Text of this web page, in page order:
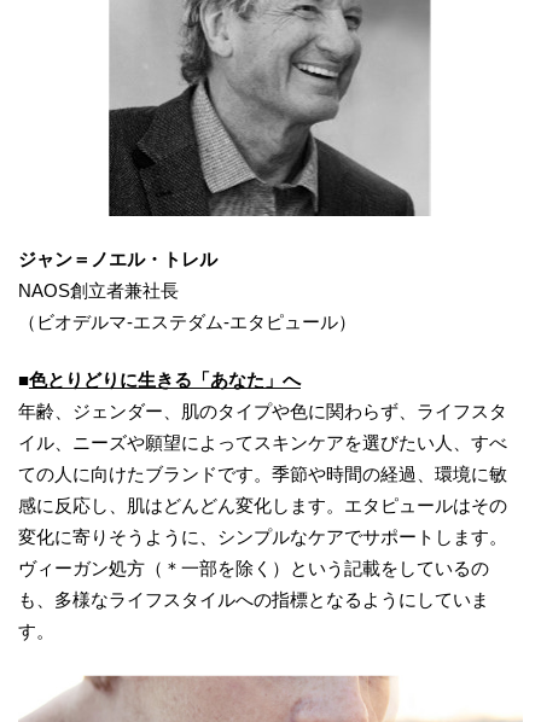
ジャン＝ノエル・トレル
NAOS創立者兼社長
（ビオデルマ‐エステダム‐エタピュール）
■色とりどりに生きる「あなた」へ
年齢、ジェンダー、肌のタイプや色に関わらず、ライフスタ
イル、ニーズや願望によってスキンケアを選びたい人、すべ
ての人に向けたブランドです。季節や時間の経過、環境に敏
感に反応し、肌はどんどん変化します。エタピュールはその
変化に寄りそうように、シンプルなケアでサポートします。
ヴィーガン処方（＊一部を除く）という記載をしているの
も、多様なライフスタイルへの指標となるようにしていま
す。